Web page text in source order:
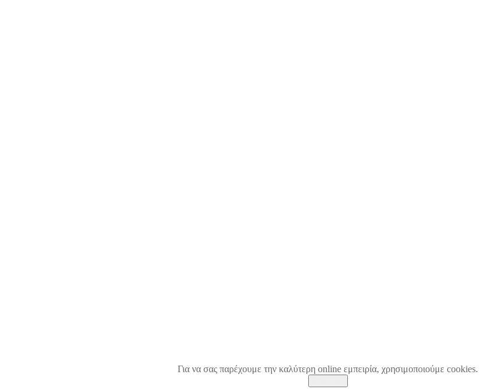
Για να σας παρέχουμε την καλύτερη online εμπειρία, χρησιμοποιούμε cookies.